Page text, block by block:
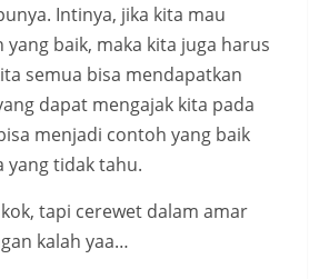
Intinya, jika kita mau
baik, maka kita juga harus
semua bisa mendapatkan
dapat mengajak kita pada
menjadi contoh yang baik
yang tidak tahu.
tapi cerewet dalam amar
kalah yaa…